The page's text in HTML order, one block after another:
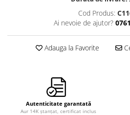
Cod Produs:
Ai nevoie de ajutor?
Adauga la Favorite
Autenticitate garantată
Aur 14K ștanțat, certificat inclus